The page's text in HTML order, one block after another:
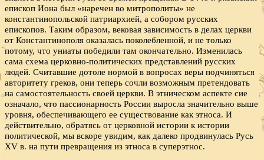
епископ Иона был «наречен во митрополиты» не
константинопольской патриархией, а собором русских
епископов. Таким образом, вековая зависимость в делах церкви
от Константинополя оказалась поколебленной, и не только
потому, что униаты победили там окончательно. Изменилась
сама схема церковно-политических представлений русских
людей. Считавшие дотоле нормой в вопросах веры подчиняться
авторитету греков, они теперь сочли возможным претендовать
на самостоятельность своей церкви. В этническом аспекте сие
означало, что пассионарность России выросла значительно выше
уровня, обеспечивающего ее существование как этноса. И
действительно, обратясь от церковной истории к истории
политической, мы вскоре увидим, как далеко продвинулась Русь
XV в. на пути превращения из этноса в суперэтнос.